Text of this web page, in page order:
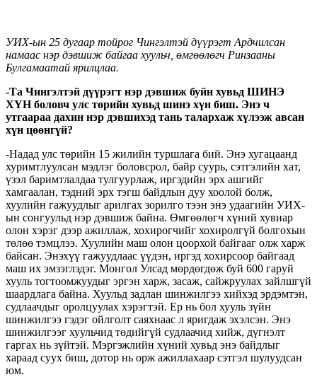
УИХ-ын 25 дугаар тойрог Чингэлтэй дүүрэгт Ардчилсан
намаас нэр дэвшиж байгаа хуульч, өмгөөлөгч Ринзааны
Булгамаатай ярилцлаа.
-Та Чингэлтэй дүүрэгт нэр дэвшиж буйн хувьд ШИНЭ
ХҮН боловч улс төрийн хувьд шинэ хүн биш. Энэ ч
утгаараа дахин нэр дэвшихэд тань талархаж хүлээж авсан
хүн цөөнгүй?
-Надад улс төрийн 15 жилийн туршлага бий. Энэ хугацаанд
хуримтлуулсан мэдлэг боловсрол, байр суурь, сэтгэлийн хат,
үзэл баримтлалдаа тулгуурлаж, иргэдийн эрх ашгийг
хамгаалан, тэдний эрх тэгш байдлын дуу хоолой болж,
хуулийн гажуудлыг арилгах зорилго тээн энэ удаагийн УИХ-
ын сонгуульд нэр дэвшиж байна. Өмгөөлөгч хүний хувиар
олон хэрэг дээр ажиллаж, хохирогчийг хохиролгүй болгохын
төлөө тэмцлээ. Хуулийн маш олон цоорхой байгааг олж харж
байсан. Энэхүү гажуудлаас үүдэн, иргэд хохирсоор байгаад
маш их эмзэглэдэг. Монгол Улсад мөрдөгдөж буй 600 гаруй
хууль тогтоомжуудыг эргэн харж, засаж, сайжруулах зайлшгүй
шаардлага байна. Хуульд задлан шинжилгээ хийхэд эрдэмтэн,
судлаачдыг оролцуулах хэрэгтэй. Ер нь бол хууль зүйн
шинжилгээ гэдэг ойлголт саяхнаас л яригдаж эхэлсэн. Энэ
шинжилгээг хуульчид төдийгүй судлаачид хийж, дүгнэлт
гаргах нь зүйтэй. Мэргэжлийн хүний хувьд энэ байдлыг
хараад суух биш, дотор нь орж ажиллахаар сэтгэл шулуудсан
юм.